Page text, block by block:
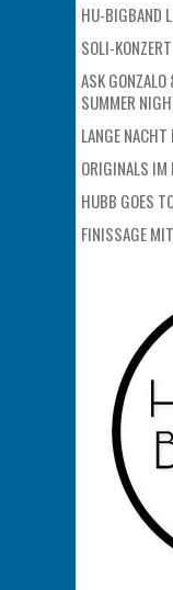
HU-BIGBAND
SOLI-
ASK
SUMMER
LANGE
ORIGINALS
HUBB GOES
FINISSAGE